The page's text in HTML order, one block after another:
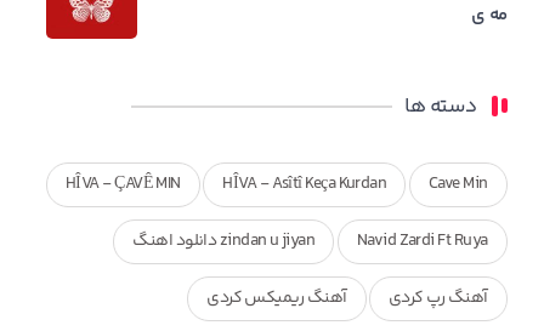
مه ی
دسته ها
Cave Min
HÎVA - Asîtî Keça Kurdan
HÎVA - ÇAVÊ MIN
Navid Zardi Ft Ruya zindan u jiyan دانلود اهنگ
آهنگ رپ کردی آهنگ ریمیکس کردی